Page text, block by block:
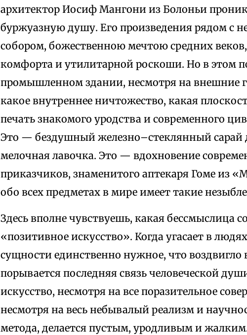
архитектор Иосиф Мангони из Болоньи
буржуазную душу. Его произведения рядом с
собором, божественною мечтою средних
комфорта и утилитарной роскоши. Но в этом
промышленном здании, несмотря на внешние
какое внутреннее ничтожество, какая
печать знакомого уродства и современного
Это — бездушный железно–стеклянный сарай
мелочная лавочка. Это — вдохновение
приказчиков, знаменитого аптекаря Гоме из
обо всех предметах в мире имеет такие
Здесь вполне чувствуешь, какая бессмыслица
«позитивное искусство». Когда угасает в
сущности единственно нужное, что воздвигло
порывается последняя связь человеческой
искусство, несмотря на все поразительное
несмотря на весь небывалый реализм и
метода, делается пустым, уродливым и